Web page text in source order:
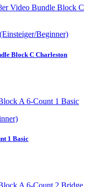
Beginner)
Block C Charleston
1 Basic